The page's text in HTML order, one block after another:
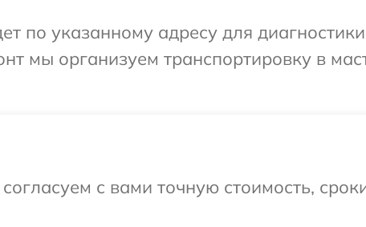
по указанному адресу для
мы организуем транспортировку в
с вами точную стоимость,